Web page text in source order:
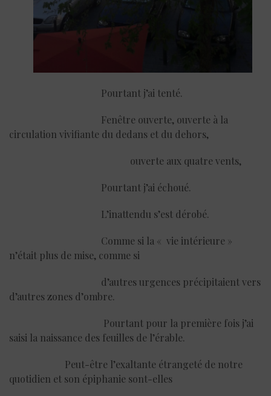
Pourtant j’ai tenté.
Fenêtre ouverte, ouverte à la
circulation vivifiante du dedans et du dehors,
ouverte aux quatre vents,
Pourtant j’ai échoué.
L’inattendu s’est dérobé.
Comme si la « vie intérieure »
n’était plus de mise, comme si
d’autres urgences précipitaient vers
d’autres zones d’ombre.
Pourtant pour la première fois j’ai
saisi la naissance des feuilles de l’érable.
Peut-être l’exaltante étrangeté de notre
quotidien et son épiphanie sont-elles